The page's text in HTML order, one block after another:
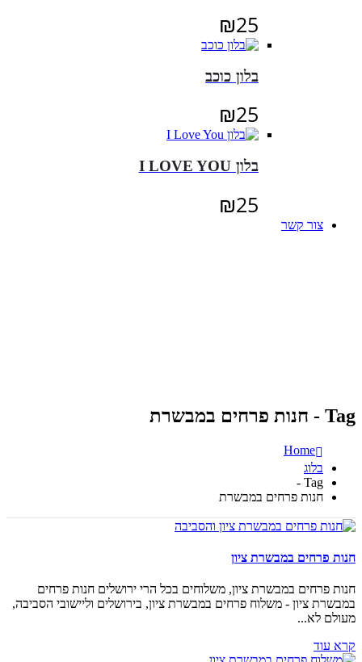
₪25
בלון כוכב
₪25
בלון I LOVE YOU
₪25
צור קשר
Tag - חנות פרחים במבשרת
Home
בלוג
Tag -
חנות פרחים במבשרת
חנות פרחים במבשרת ציון
חנות פרחים במבשרת ציון, משלוחים בכל הרי ירושלים חנות פרחים
במבשרת ציון - משלוח פרחים במבשרת ציון, בירושלים וליישובי הסביבה,
מעולם לא...
קרא עוד